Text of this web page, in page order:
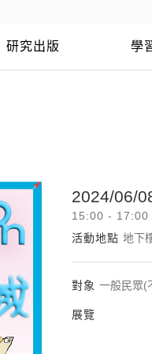
研究出版 學
2024/06/
15:00 - 17:00
活動地點 地下
對象 一般民眾(
展覽